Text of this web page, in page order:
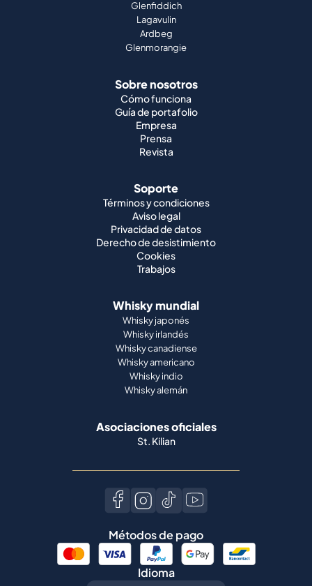
Sobre nosotros
Cómo funciona
Guía de portafolio
Empresa
Revista
Soporte
Términos y condiciones
Aviso legal
Privacidad de datos
Cookies
Trabajos
Whisky mundial
Whisky japonés
Whisky irlandés
Whisky canadiense
Whisky indio
Whisky alemán
Asociaciones oficiales
St. Kilian
Idioma